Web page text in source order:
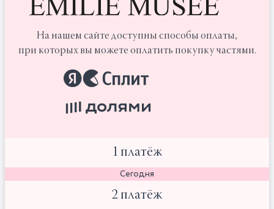
На нашем сайте доступны способы оплаты,
при которых вы можете оплатить покупку частями.
1 платёж
Сегодня
2 платёж